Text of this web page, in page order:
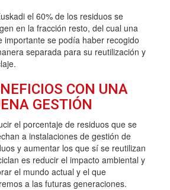
el 60% de los residuos se
en la fracción resto, del cual una
importante se podía haber recogido
separada para su reutilización y
CON UNA
GESTIÓN
el porcentaje de residuos que se
a instalaciones de gestión de
y aumentar los que sí se reutilizan
es reducir el impacto ambiental y
el mundo actual y el que
a las futuras generaciones.